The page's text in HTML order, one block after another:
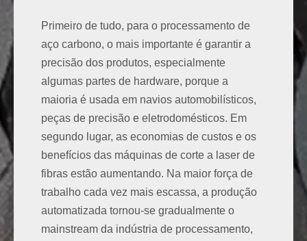
Ferramenta de medida
Primeiro de tudo, para o processamento de
aço carbono, o mais importante é garantir a
precisão dos produtos, especialmente
algumas partes de hardware, porque a
maioria é usada em navios automobilísticos,
peças de precisão e eletrodomésticos. Em
segundo lugar, as economias de custos e os
benefícios das máquinas de corte a laser de
fibras estão aumentando. Na maior força de
trabalho cada vez mais escassa, a produção
automatizada tornou-se gradualmente o
mainstream da indústria de processamento,